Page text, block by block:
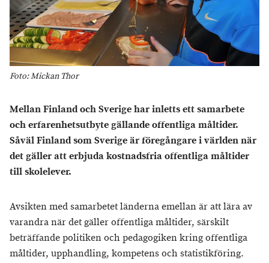
Foto: Mickan Thor
Mellan Finland och Sverige har inletts ett samarbete
och erfarenhetsutbyte gällande offentliga måltider.
Såväl Finland som Sverige är föregångare i världen när
det gäller att erbjuda kostnadsfria offentliga måltider
till skolelever.
Avsikten med samarbetet länderna emellan är att lära av
varandra när det gäller offentliga måltider, särskilt
beträffande politiken och pedagogiken kring offentliga
måltider, upphandling, kompetens och statistikföring.